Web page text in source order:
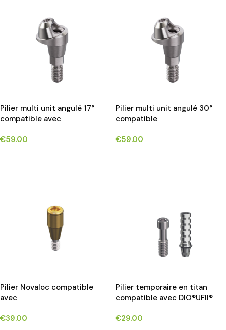
Pilier multi unit angulé 17°
compatible avec
€59.00
Pilier multi unit angulé 30°
compatible
T
€59.00
Pilier Novaloc compatible
avec
IMPLANTS®
€39.00
Pilier temporaire en titan
compatible avec DIO®UFII®
€29.00